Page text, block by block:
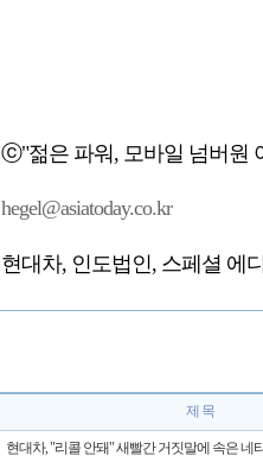
ⓒ"젊은 파워, 모바일 넘버원
hegel@asiatoday.co.kr
현대차, 인도법인, 스페셜 에
제 목
현대차, "리콜 안돼" 새빨간 거짓말에 속은 네